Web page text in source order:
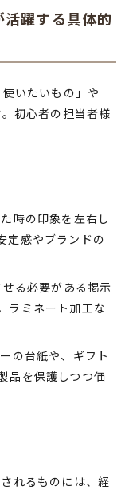
躍する具体的
いたいもの」や
初心者の担当者様
時の印象を左右し
定感やブランドの
せる必要がある掲示
ラミネート加工な
の台紙や、ギフト
品を保護しつつ価
れるものには、経